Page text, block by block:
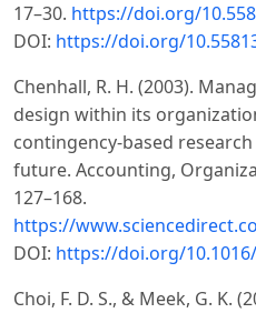
17–30. https://doi.org/
DOI: https://doi.org/
Chenhall, R. H. (2003).
design within its
contingency-based
future. Accounting,
127–168.
https://
DOI: https://doi.org/10.1016/
Choi, F. D. S., & Meek, G. K.